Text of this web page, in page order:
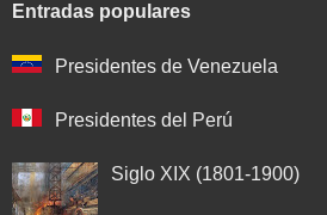
Entradas populares
Presidentes de Venezuela
Presidentes del Perú
Siglo XIX (1801-1900)